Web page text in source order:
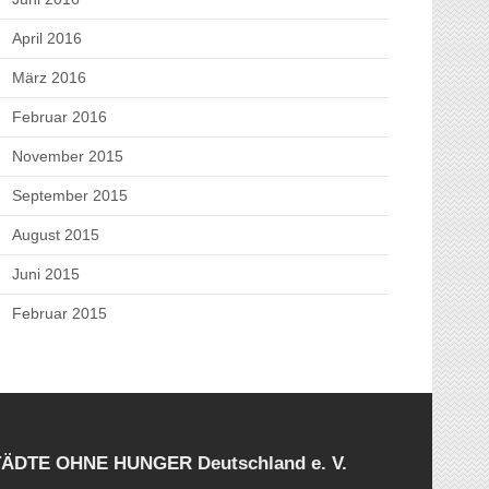
April 2016
März 2016
Februar 2016
November 2015
September 2015
August 2015
Juni 2015
Februar 2015
OHNE HUNGER Deutschland e. V.